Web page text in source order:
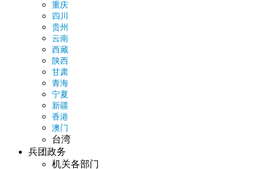
重庆
四川
贵州
云南
西藏
陕西
甘肃
青海
宁夏
新疆
香港
澳门
台湾
兵团政务
机关各部门